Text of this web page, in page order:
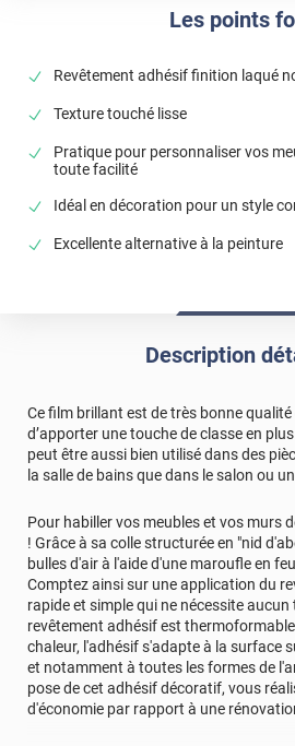
Les points
Revêtement adhésif finition laqué
Texture touché lisse
Pratique pour personnaliser vos
toute facilité
Idéal en décoration pour un style
Excellente alternative à la peinture
concernant le produit donc vous
avez commandé plusieurs films
fragile mais ne se raye pas
si vous avez le matériel adapté,
Luminis Films
*****
Il y a 951 jours
m'as servi à rien
Bonjour, Si vous recevez un film
directement par mail pour que
Cordialement, l'Equipe Luminis
Description
Ce film brillant est de très bonne
d’apporter une touche de classe en
peut être aussi bien utilisé dans des
la salle de bains que dans le salon ou
Pour habiller vos meubles et vos murs
! Grâce à sa colle structurée en "nid
bulles d'air à l'aide d'une maroufle en
Comptez ainsi sur une application du
rapide et simple qui ne nécessite aucun
revêtement adhésif est
chaleur, l'adhésif s'adapte à la surface
et notamment à toutes les formes de
pose de cet adhésif décoratif, vous
d'économie par rapport à une